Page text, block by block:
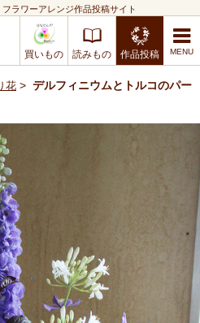
フラワーアレンジ作品投稿サイト
買いもの 読みもの 作品投稿
花 > デルフィニウムとトルコのパー